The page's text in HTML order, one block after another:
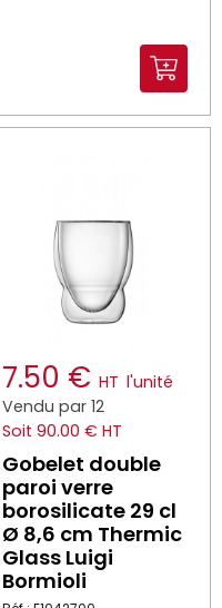
7.50 € HT l'unité
Vendu par 12
Soit 90.00 € HT
Gobelet double
paroi verre
borosilicate 29 cl
Ø 8,6 cm Thermic
Glass Luigi
Bormioli